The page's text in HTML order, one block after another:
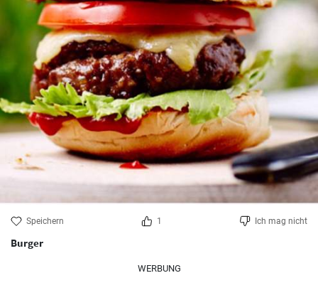
Speichern 1 Ich mag nicht
Burger
WERBUNG